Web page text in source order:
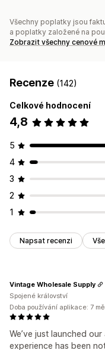
Všechny poplatky jsou
a poplatky založené na
Zobrazit všechny cenové
Recenze (142)
Celkové hodnocení
4,8
5
4
3
2
1
Napsat recenzi
We’ve just launched
experience has been
Vintage Wholesale Supply
Spojené království
Doba používání aplikace: 7